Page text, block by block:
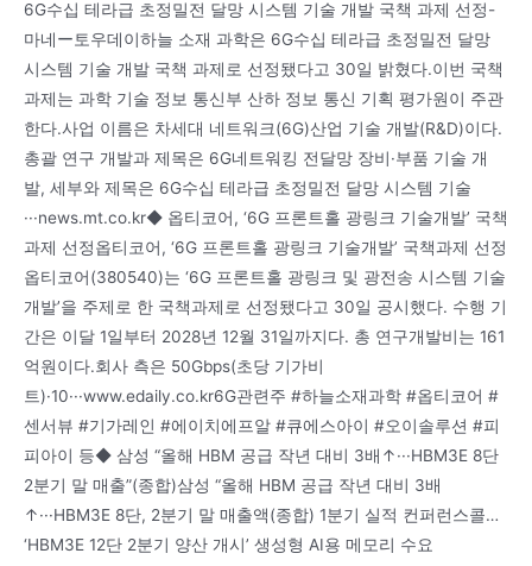
6G수십 테라급 초정밀전 달망 시스템 기술 개발 국책 과제 선정-
마네ー토우데이하늘 소재 과학은 6G수십 테라급 초정밀전 달망
시스템 기술 개발 국책 과제로 선정됐다고 30일 밝혔다.이번 국책
과제는 과학 기술 정보 통신부 산하 정보 통신 기획 평가원이 주관
한다.사업 이름은 차세대 네트워크(6G)산업 기술 개발(R&D)이다.
총괄 연구 개발과 제목은 6G네트워킹 전달망 장비·부품 기술 개
발, 세부와 제목은 6G수십 테라급 초정밀전 달망 시스템 기술
···news.mt.co.kr◆ 옵티코어, ‘6G 프론트홀 광링크 기술개발’ 국책
과제 선정옵티코어, ‘6G 프론트홀 광링크 기술개발’ 국책과제 선정
옵티코어(380540)는 ‘6G 프론트홀 광링크 및 광전송 시스템 기술
개발’을 주제로 한 국책과제로 선정됐다고 30일 공시했다. 수행 기
간은 이달 1일부터 2028년 12월 31일까지다. 총 연구개발비는 161
억원이다.회사 측은 50Gbps(초당 기가비
트)·10···www.edaily.co.kr6G관련주 #하늘소재과학 #옵티코어 #
센서뷰 #기가레인 #에이치에프알 #큐에스아이 #오이솔루션 #피
피아이 등◆ 삼성 “올해 HBM 공급 작년 대비 3배↑···HBM3E 8단
2분기 말 매출”(종합)삼성 “올해 HBM 공급 작년 대비 3배
↑···HBM3E 8단, 2분기 말 매출액(종합) 1분기 실적 컨퍼런스콜…
‘HBM3E 12단 2분기 양산 개시’ 생성형 AI용 메모리 수요